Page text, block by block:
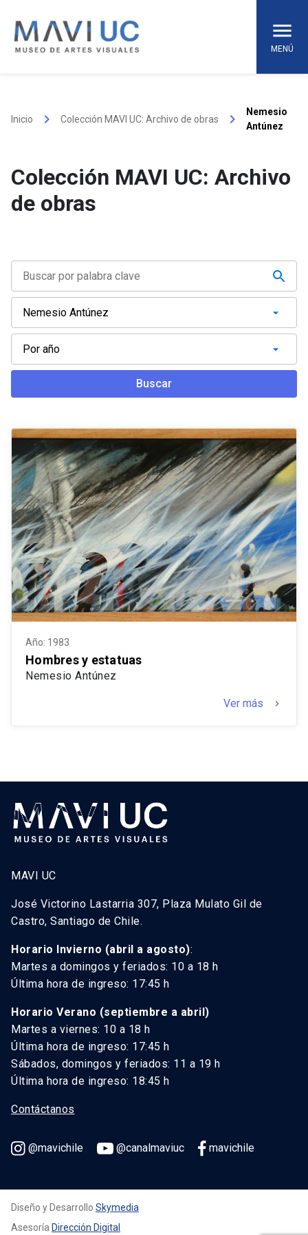
content
MENÚ
Inicio keyboard_arrow_right Colección MAVI UC: Archivo de obras keyboard_arrow_right
Nemesio
Antúnez
Colección MAVI UC: Archivo
de obras
Buscar
Año: 1983
Hombres y estatuas
Nemesio Antúnez
Ver más keyboard_arrow_right
MAVI UC
José Victorino Lastarria 307, Plaza Mulato Gil de
Castro, Santiago de Chile.
Horario Invierno (abril a agosto):
Martes a domingos y feriados: 10 a 18 h
Última hora de ingreso: 17:45 h
Horario Verano (septiembre a abril)
Martes a viernes: 10 a 18 h
Última hora de ingreso: 17:45 h
Sábados, domingos y feriados: 11 a 19 h
Última hora de ingreso: 18:45 h
Contáctanos
@mavichile @canalmaviuc mavichile
Diseño y Desarrollo Skymedia
Asesoría Dirección Digital